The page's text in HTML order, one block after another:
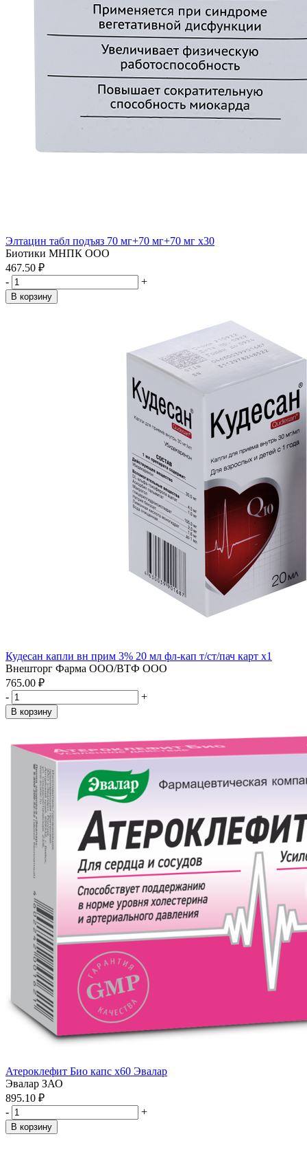
Элтацин табл подъяз 70 мг+70 мг+70 мг x30
Биотики МНПК ООО
467.50 ₽
-
+
В корзину
Кудесан капли вн прим 3% 20 мл фл-кап т/ст/пач карт x1
Внешторг Фарма ООО/ВТФ ООО
765.00 ₽
-
+
В корзину
Атероклефит Био капс x60 Эвалар
Эвалар ЗАО
895.10 ₽
-
+
В корзину